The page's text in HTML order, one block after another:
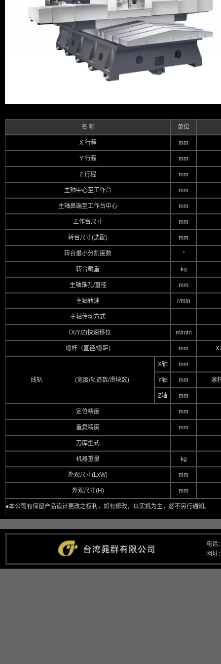
名 称 单位
X 行程 mm
Y 行程 mm
Z 行程 mm
主轴中心至工作台 mm
主轴鼻端至工作台中心 mm
工作台尺寸 mm
转台尺寸(选配) mm
转台最小分割度数 °
转台载重 kg
主轴锥孔/直径 mm
主轴转速 r/min
主轴传动方式
（X/Y/Z)快速移位 m/min
螺杆（直径/螺距) mm
线轨 (宽度/轨道数/滑块数)
X轴 mm
Y轴 mm 滚
Z轴 mm
定位精度 mm
重复精度 mm
刀库型式
机器重量 kg
外观尺寸(LxW) mm
外观尺寸(H) mm
●本公司有保留产品设计更改之权利，如有修改，以实机为主，恕不另行通知。
电话
网址